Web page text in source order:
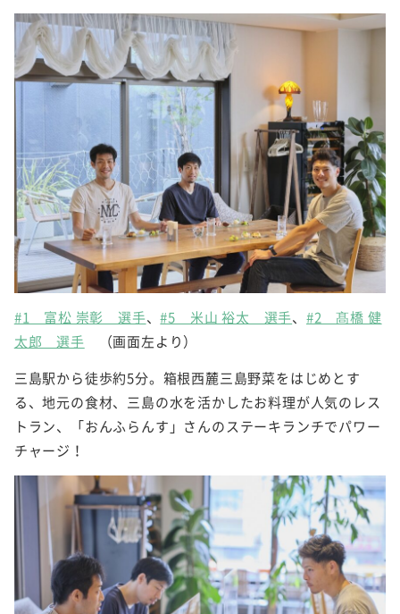
#1 富松 崇彰 選手、#5 米山 裕太 選手、 #2 髙橋 健
太郎 選手 （画面左より）
三島駅から徒歩約5分。箱根西麓三島野菜をはじめとす
る、地元の食材、三島の水を活かしたお料理が人気のレス
トラン、「おんふらんす」さんのステーキランチでパワー
チャージ！